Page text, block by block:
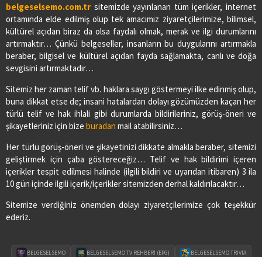
belgeselsemo.com.tr sitemizde yayınlanan tüm içerikler, internet
ortamında elde edilmiş olup tek amacımız ziyaretçilerimize, bilimsel,
kültürel açıdan biraz da olsa faydalı olmak, merak ve ilgi durumlarını
artırmaktır… Çünkü belgeseller, insanların bu duygularını artırmakla
beraber, bilgisel ve kültürel açıdan fayda sağlamakta, canlı ve doğa
sevgisini artırmaktadır…
Sitemiz her zaman telif vb. haklara saygı göstermeyi ilke edinmiş olup,
buna dikkat etse de; insani hatalardan dolayı gözümüzden kaçan her
türlü telif ve hak ihlali gibi durumlarda bildirileriniz, görüş-öneri ve
şikayetleriniz için bize buradan mail atabilirsiniz…
Her türlü görüş-öneri ve şikayetinizi dikkate almakla beraber, sitemizi
geliştirmek için çaba göstereceğiz… Telif ve hak bildirimi içeren
içerikler tespit edilmesi halinde (ilgili bildiri ve uyarıdan itibaren) 3 ila
10 gün içinde ilgili içerik/içerikler sitemizden derhal kaldırılacaktır…
Sitemize verdiğiniz önemden dolayı ziyaretçilerimize çok teşekkür
ederiz.
BELGESELSEMO BELGESELSEMO TV REHBERİ (EPG) BELGESELSEMO TRIVIA